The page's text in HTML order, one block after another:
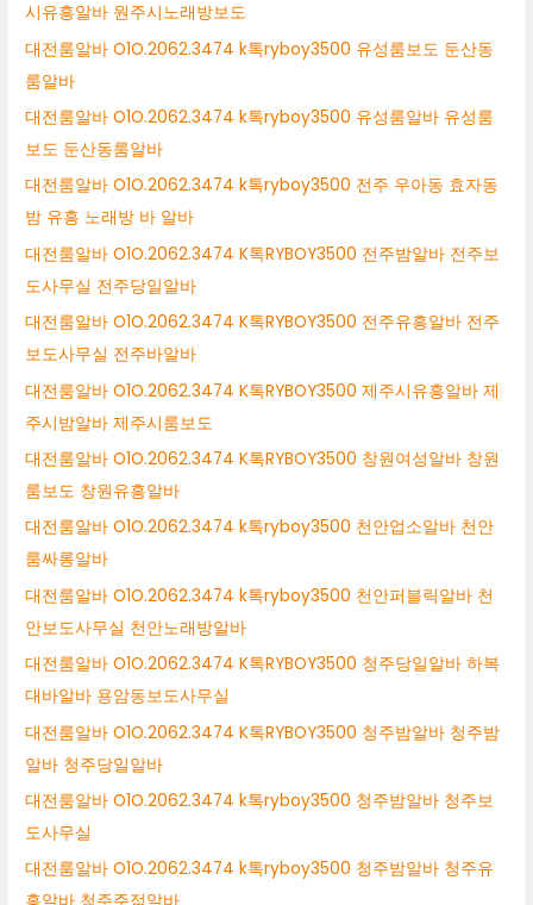
시유흥알바 원주시노래방보도
대전룸알바 O1O.2062.3474 k톡ryboy3500 유성룸보도 둔산동
룸알바
대전룸알바 O1O.2062.3474 k톡ryboy3500 유성룸알바 유성룸
보도 둔산동룸알바
대전룸알바 O1O.2062.3474 k톡ryboy3500 전주 우아동 효자동
밤 유흥 노래방 바 알바
대전룸알바 O1O.2062.3474 K톡RYBOY3500 전주밤알바 전주보
도사무실 전주당일알바
대전룸알바 O1O.2062.3474 K톡RYBOY3500 전주유흥알바 전주
보도사무실 전주바알바
대전룸알바 O1O.2062.3474 K톡RYBOY3500 제주시유흥알바 제
주시밤알바 제주시룸보도
대전룸알바 O1O.2062.3474 K톡RYBOY3500 창원여성알바 창원
룸보도 창원유흥알바
대전룸알바 O1O.2062.3474 k톡ryboy3500 천안업소알바 천안
룸싸롱알바
대전룸알바 O1O.2062.3474 k톡ryboy3500 천안퍼블릭알바 천
안보도사무실 천안노래방알바
대전룸알바 O1O.2062.3474 K톡RYBOY3500 청주당일알바 하복
대바알바 용암동보도사무실
대전룸알바 O1O.2062.3474 K톡RYBOY3500 청주밤알바 청주밤
알바 청주당일알바
대전룸알바 O1O.2062.3474 k톡ryboy3500 청주밤알바 청주보
도사무실
대전룸알바 O1O.2062.3474 k톡ryboy3500 청주밤알바 청주유